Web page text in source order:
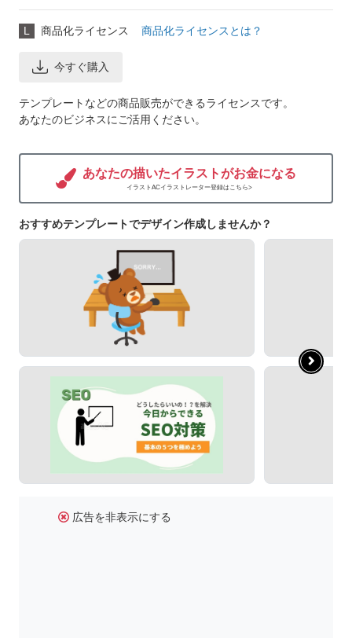
L 商品化ライセンス 商品化ライセンスとは？
今すぐ購入
テンプレートなどの商品販売ができるライセンスです。
あなたのビジネスにご活用ください。
あなたの描いたイラストがお金になる
イラストACイラストレーター登録はこちら>
おすすめテンプレートでデザイン作成しませんか？
広告を非表示にする